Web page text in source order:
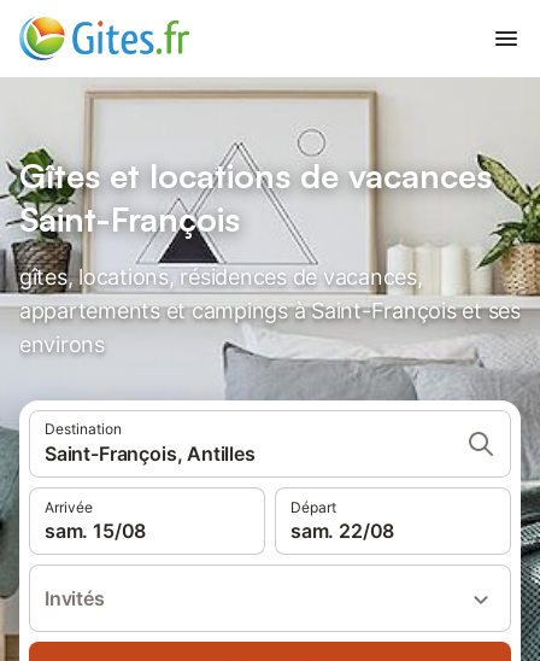
Gîtes et locations de vacances
Saint-François
gîtes, locations, résidences de vacances,
appartements et campings à Saint-François et ses
environs
Destination
Saint-François, Antilles
Arrivée
sam. 15/08
Départ
sam. 22/08
Invités